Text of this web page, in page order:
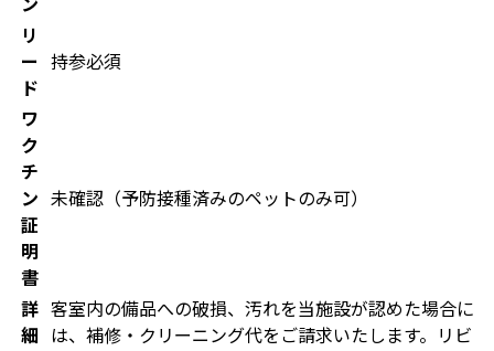
リ
ー
ド
持参必須
ワ
ク
チ
ン
証
明
書
未確認（予防接種済みのペットのみ可）
詳
細
客室内の備品への破損、汚れを当施設が認めた場合に
は、補修・クリーニング代をご請求いたします。リビ